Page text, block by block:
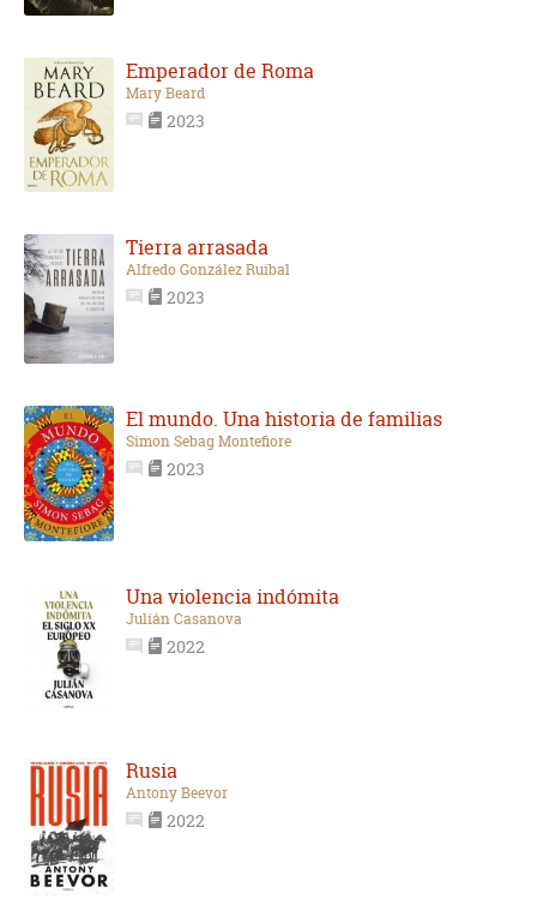
Emperador de Roma
Mary Beard
2023
Tierra arrasada
Alfredo González Ruibal
2023
El mundo. Una historia de familias
Simon Sebag Montefiore
2023
Una violencia indómita
Julián Casanova
2022
Rusia
Antony Beevor
2022